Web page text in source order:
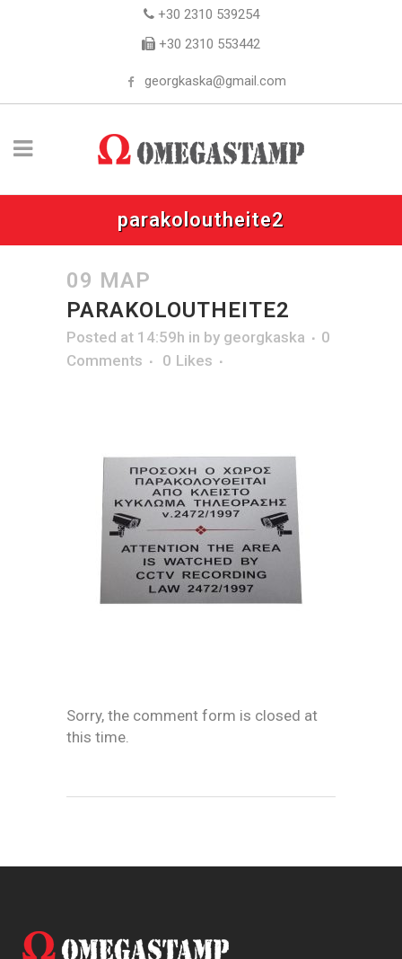
+30 2310 539254
+30 2310 553442
georgkaska@gmail.com
parakoloutheite2
09 ΜΑΡ
PARAKOLOUTHEITE2
Posted at 14:59h in by georgkaska
0
Comments
0 Likes
Sorry, the comment form is closed at
this time.